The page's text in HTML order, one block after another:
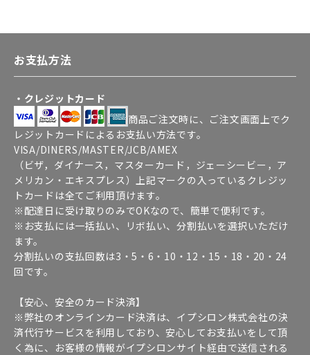
お支払方法
・クレジットカード
商品ご注文時に、ご注文画面上でク
レジットカードによるお支払い方法です。
VISA/DINERS/MASTER/JCB/AMEX
（ビザ，ダイナース，マスターカード，ジェーシービー，ア
メリカン・エキスプレス）上記マークの入っているクレジッ
トカードは全てご利用頂けます。
※配達日に受け取りのみでOKなので、簡単で便利です。
※お支払には一括払い、リボ払い、分割払いを選択いただけ
ます。
分割払いの支払回数は3・5・6・10・12・15・18・20・24
回です。
【安心、安全のカード決済】
※弊社のオンラインカード決済は、イプシロン株式会社の決
済代行サービスを利用しており、安心してお支払いをして頂
く為に、お客様の情報がイプシロンサイト経由で送信される